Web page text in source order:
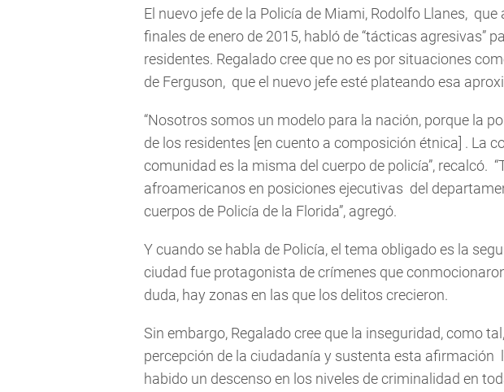
El nuevo jefe de la Policía de Miami, Rodolfo Llanes,
finales de enero de 2015, habló de “tácticas agresivas”
residentes. Regalado cree que no es por situaciones
de Ferguson, que el nuevo jefe esté plateando esa
“Nosotros somos un modelo para la nación, porque la
de los residentes [en cuento a composición étnica] . La
comunidad es la misma del cuerpo de policía”, recalcó.
afroamericanos en posiciones ejecutivas del
cuerpos de Policía de la Florida”, agregó.
Y cuando se habla de Policía, el tema obligado es la
ciudad fue protagonista de crímenes que
duda, hay zonas en las que los delitos crecieron.
Sin embargo, Regalado cree que la inseguridad, como
percepción de la ciudadanía y sustenta esta afirmación
habido un descenso en los niveles de criminalidad en